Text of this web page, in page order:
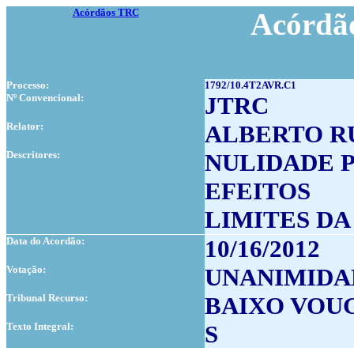
Acórdãos TRC
Processo:
1792/10.4T2AVR.C1
Nº Convencional:
JTRC
Relator: ALBERTO
Descritores:
NULIDADE
EFEITOS
LIMITES DA
Data do Acordão: 10/16/2012
Votação:
Tribunal Recurso: BAIXO
Texto Integral: S